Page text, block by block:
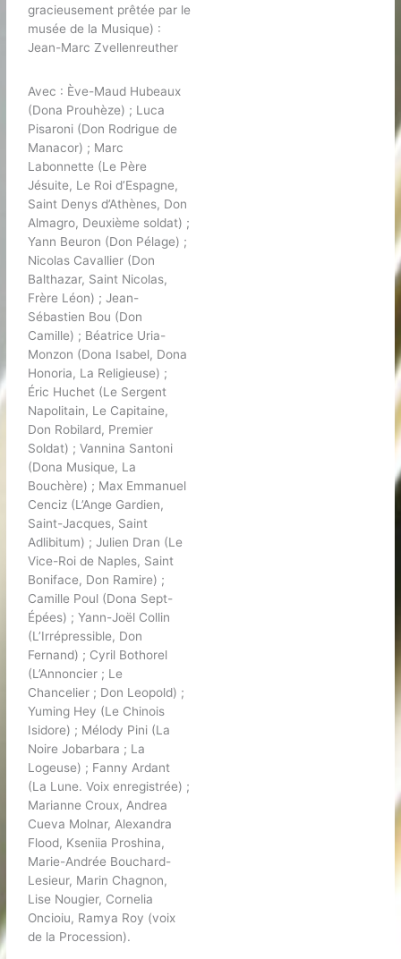
gracieusement prêtée par le
musée de la Musique) :
Jean-Marc Zvellenreuther
Avec : Ève-Maud Hubeaux
(Dona Prouhèze) ; Luca
Pisaroni (Don Rodrigue de
Manacor) ; Marc
Labonnette (Le Père
Jésuite, Le Roi d’Espagne,
Saint Denys d’Athènes, Don
Almagro, Deuxième soldat) ;
Yann Beuron (Don Pélage) ;
Nicolas Cavallier (Don
Balthazar, Saint Nicolas,
Frère Léon) ; Jean-
Sébastien Bou (Don
Camille) ; Béatrice Uria-
Monzon (Dona Isabel, Dona
Honoria, La Religieuse) ;
Éric Huchet (Le Sergent
Napolitain, Le Capitaine,
Don Robilard, Premier
Soldat) ; Vannina Santoni
(Dona Musique, La
Bouchère) ; Max Emmanuel
Cenciz (L’Ange Gardien,
Saint-Jacques, Saint
Adlibitum) ; Julien Dran (Le
Vice-Roi de Naples, Saint
Boniface, Don Ramire) ;
Camille Poul (Dona Sept-
Épées) ; Yann-Joël Collin
(L’Irrépressible, Don
Fernand) ; Cyril Bothorel
(L’Annoncier ; Le
Chancelier ; Don Leopold) ;
Yuming Hey (Le Chinois
Isidore) ; Mélody Pini (La
Noire Jobarbara ; La
Logeuse) ; Fanny Ardant
(La Lune. Voix enregistrée) ;
Marianne Croux, Andrea
Cueva Molnar, Alexandra
Flood, Kseniia Proshina,
Marie-Andrée Bouchard-
Lesieur, Marin Chagnon,
Lise Nougier, Cornelia
Oncioiu, Ramya Roy (voix
de la Procession).